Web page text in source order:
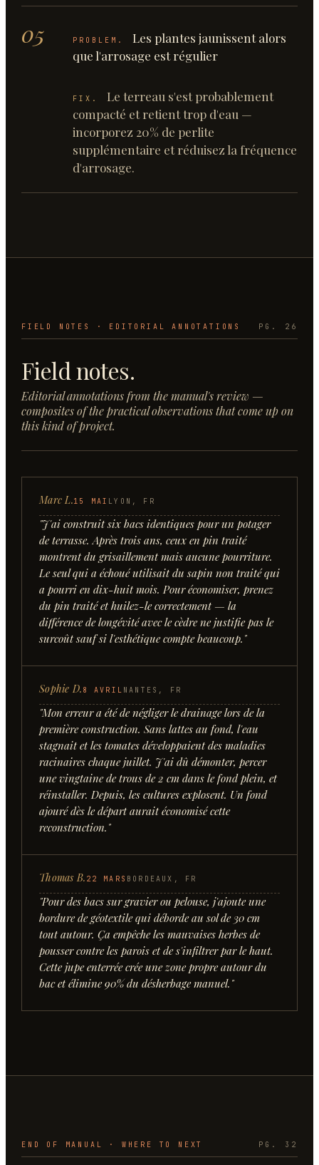
05 PROBLEM.
Les plantes jaunissent alors
que l'arrosage est régulier
FIX.
Le terreau s'est probablement
compacté et retient trop d'eau —
incorporez 20% de perlite
supplémentaire et réduisez la fréquence
d'arrosage.
FIELD NOTES · EDITORIAL ANNOTATIONS PG. 26
Field notes.
Editorial annotations from the manual's review —
composites of the practical observations that come up on
this kind of project.
Marc L.15 MAI LYON, FR
"J'ai construit six bacs identiques pour un potager
de terrasse. Après trois ans, ceux en pin traité
montrent du grisaillement mais aucune pourriture.
Le seul qui a échoué utilisait du sapin non traité qui
a pourri en dix-huit mois. Pour économiser, prenez
du pin traité et huilez-le correctement — la
différence de longévité avec le cèdre ne justifie pas le
surcoût sauf si l'esthétique compte beaucoup. "
Sophie D. 8 AVRIL NANTES, FR
"Mon erreur a été de négliger le drainage lors de la
première construction. Sans lattes au fond, l'eau
stagnait et les tomates développaient des maladies
racinaires chaque juillet. J'ai dû démonter, percer
une vingtaine de trous de 2 cm dans le fond plein, et
réinstaller. Depuis, les cultures explosent. Un fond
ajouré dès le départ aurait économisé cette
reconstruction. "
Thomas B. 22 MARS BORDEAUX, FR
"Pour des bacs sur gravier ou pelouse, j'ajoute une
bordure de géotextile qui déborde au sol de 30 cm
tout autour. Ça empêche les mauvaises herbes de
pousser contre les parois et de s'infiltrer par le haut.
Cette jupe enterrée crée une zone propre autour du
bac et élimine 90% du désherbage manuel. "
END OF MANUAL · WHERE TO NEXT PG. 32